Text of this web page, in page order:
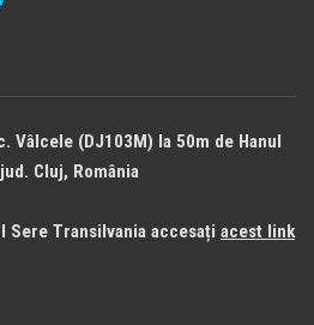
Vâlcele (DJ103M) la 50m de Hanul
Cluj, România
Transilvania accesați acest link